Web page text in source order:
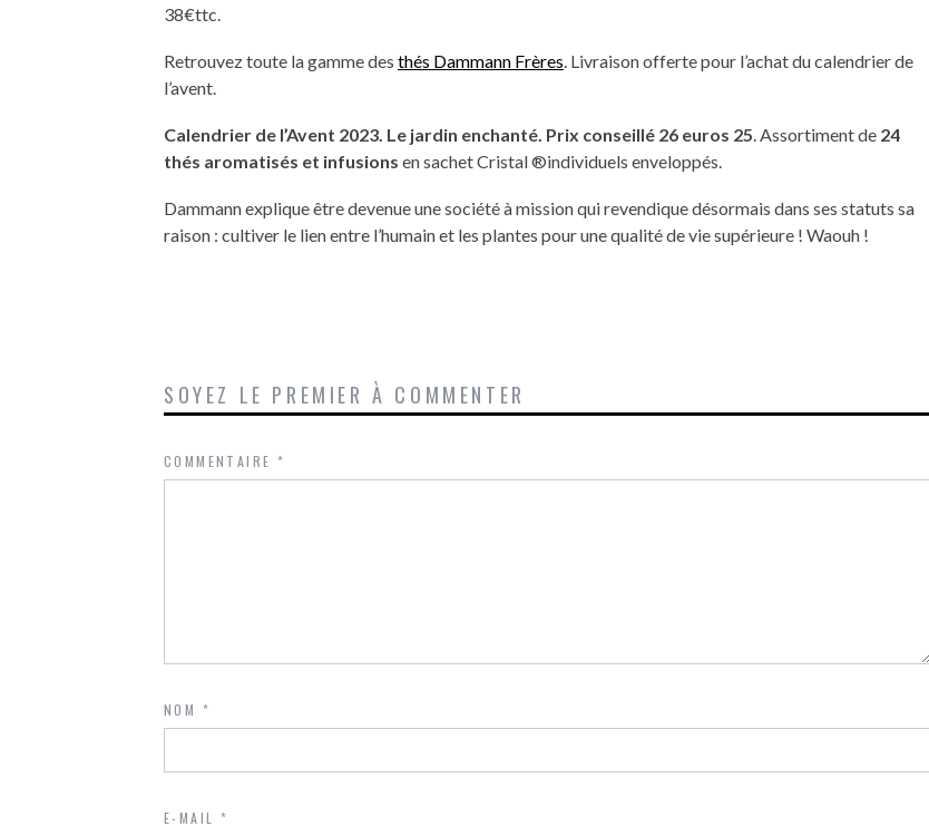
38€ttc.
Retrouvez toute la gamme des thés Dammann Frères. Livraison offerte pour l’achat du calendrier de
l’avent.
Calendrier de l’Avent 2023. Le jardin enchanté. Prix conseillé 26 euros 25. Assortiment de 24
thés aromatisés et infusions en sachet Cristal ®individuels enveloppés.
Dammann explique être devenue une société à mission qui revendique désormais dans ses statuts sa
raison : cultiver le lien entre l’humain et les plantes pour une qualité de vie supérieure ! Waouh !
SOYEZ LE PREMIER À COMMENTER
COMMENTAIRE *
NOM *
E-MAIL *